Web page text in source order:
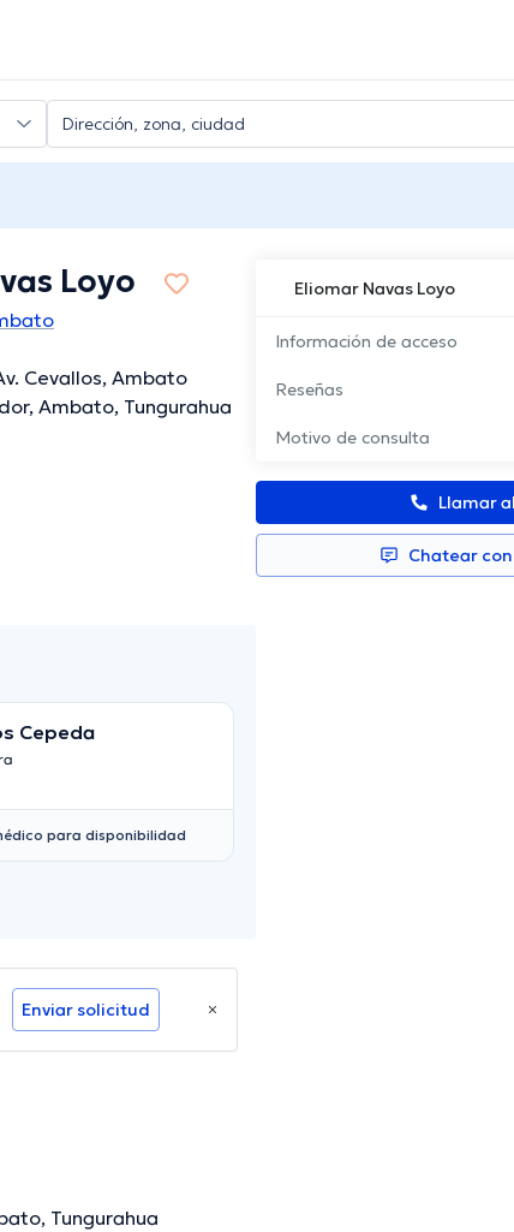
Eliomar Navas Loyo
Información de acceso
Reseñas
Motivo de consulta
Llamar
Chatear
Loyo
Cevallos, Ambato
Ambato, Tungurahua
Cepeda
para disponibilidad
Enviar solicitud
Tungurahua